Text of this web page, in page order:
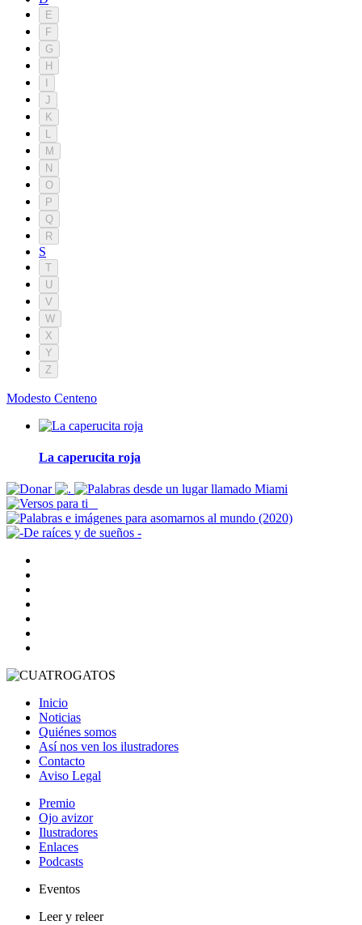
E
F
G
H
J
K
M
N
O
P
Q
R
S
T
U
V
W
X
Y
Z
Modesto Centeno
La caperucita roja
Inicio
Noticias
Quiénes somos
Así nos ven los ilustradores
Contacto
Aviso Legal
Premio
Ojo avizor
Ilustradores
Enlaces
Podcasts
Eventos
Leer y releer